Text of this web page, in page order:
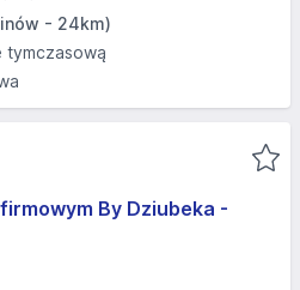
- 24km)
tymczasową
By Dziubeka -